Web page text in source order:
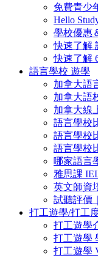
免費青少
Hello
學校優惠
快速了解
快速了解
語言學校 遊學
加拿大語
加拿大語
加拿大線
語言學校
語言學校
語言學校
哪家語言
雅思課
英文師資
試聽評價
打工遊學/打工
打工遊學
打工遊學
打工遊學